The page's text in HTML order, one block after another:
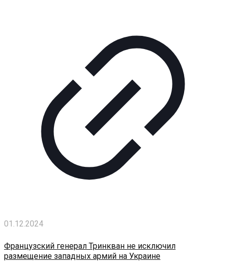
01.12.2024
Французский генерал Тринкван не исключил
размещение западных армий на Украине